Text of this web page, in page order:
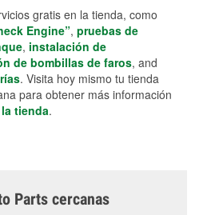
gratis en la tienda, como
Engine”, pruebas de
, instalación de
de bombillas de faros, and
. Visita hoy mismo tu tienda
para obtener más información
tienda.
Parts cercanas